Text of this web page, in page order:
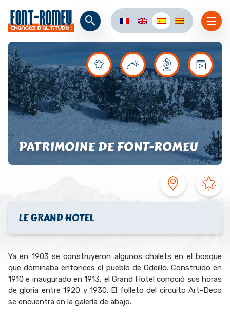
PATRIMOINE DE FONT-ROMEU
LE GRAND HOTEL
Ya en 1903 se construyeron algunos chalets en el bosque
que dominaba entonces el pueblo de Odeillo. Construido en
1910 e inaugurado en 1913, el Grand Hotel conoció sus horas
de gloria entre 1920 y 1930. El folleto del circuito Art-Deco
se encuentra en la galería de abajo.